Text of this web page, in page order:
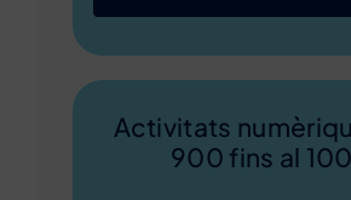
Activitats
900 fins al